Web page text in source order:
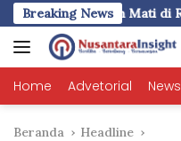
Langsung
ke
konten
Breaking News
: Liem Ingin Mati di Rusia
Home Advetorial News
Beranda Headline